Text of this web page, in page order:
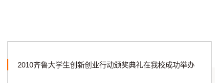
2010齐鲁大学生创新创业行动颁奖典礼在我校成功举办